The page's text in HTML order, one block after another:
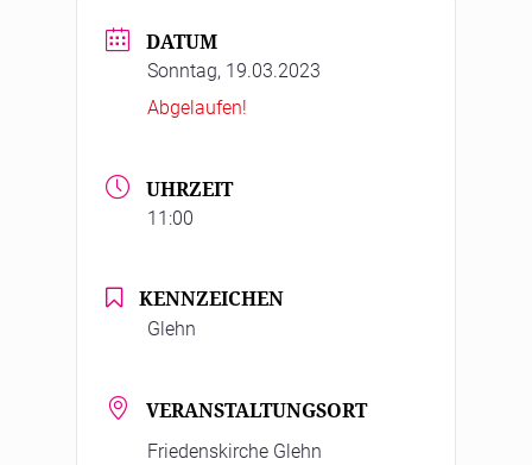
DATUM
Sonntag, 19.03.2023
Abgelaufen!
UHRZEIT
11:00
KENNZEICHEN
Glehn
VERANSTALTUNGSORT
Friedenskirche Glehn